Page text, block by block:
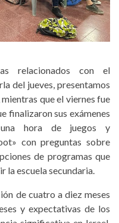
relacionados con el
del jueves, presentamos
que el viernes fue
finalizaron sus exámenes
una hora de juegos y
con preguntas sobre
de programas que
la escuela secundaria.
de cuatro a diez meses
y expectativas de los